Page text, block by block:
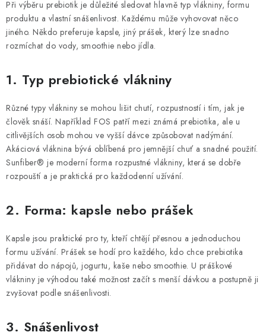
Při výběru prebiotik je důležité sledovat hlavně typ vlákniny, formu
produktu a vlastní snášenlivost. Každému může vyhovovat něco
jiného. Někdo preferuje kapsle, jiný prášek, který lze snadno
rozmíchat do vody, smoothie nebo jídla.
1. Typ prebiotické vlákniny
Různé typy vlákniny se mohou lišit chutí, rozpustností i tím, jak je
člověk snáší. Například FOS patří mezi známá prebiotika, ale u
citlivějších osob mohou ve vyšší dávce způsobovat nadýmání.
Akáciová vláknina bývá oblíbená pro jemnější chuť a snadné použití.
Sunfiber® je moderní forma rozpustné vlákniny, která se dobře
rozpouští a je praktická pro každodenní užívání.
2. Forma: kapsle nebo prášek
Kapsle jsou praktické pro ty, kteří chtějí přesnou a jednoduchou
formu užívání. Prášek se hodí pro každého, kdo chce prebiotika
přidávat do nápojů, jogurtu, kaše nebo smoothie. U práškové
vlákniny je výhodou také možnost začít s menší dávkou a postupně ji
zvyšovat podle snášenlivosti.
3. Snášenlivost